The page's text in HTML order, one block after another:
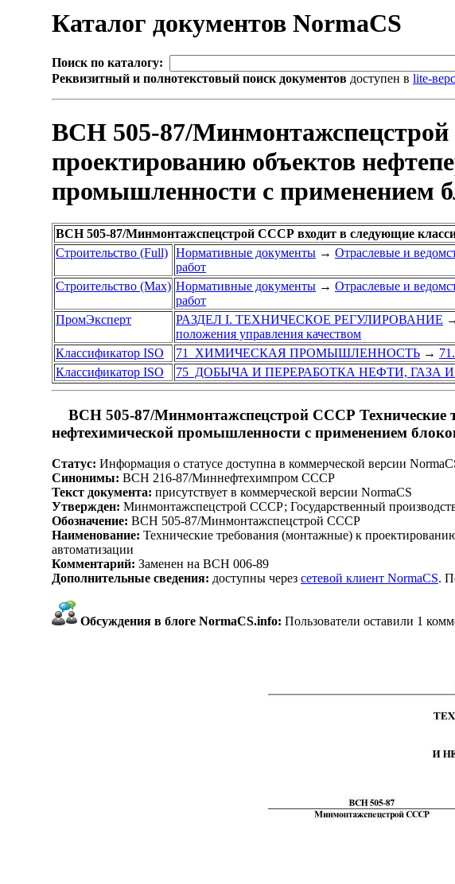
Каталог документов NormaCS
Поиск по каталогу:
Реквизитный и полнотекстовый поиск документов доступен в lite-
ВСН 505-87/
проектированию объектов
промышленности с применением
ВСН 505-87/Минмонтажспецстрой СССР входит в следующие
Строительство (Full) Нормативные документы → Отраслевые и
работ
Строительство (Max) Нормативные документы → Отраслевые и
работ
ПромЭксперт
РАЗДЕЛ I. ТЕХНИЧЕСКОЕ РЕГУЛИРОВАНИЕ
положения управления качеством
Классификатор ISO
71 ХИМИЧЕСКАЯ ПРОМЫШЛЕННОСТЬ →
Классификатор ISO
75 ДОБЫЧА И ПЕРЕРАБОТКА НЕФТИ, ГАЗА
ВСН 505-87/Минмонтажспецстрой СССР Технические
нефтехимической промышленности с применением
Статус: Информация о статусе доступна в коммерческой версии
Синонимы: ВСН 216-87/Миннефтехимпром СССР
Текст документа: присутствует в коммерческой версии NormaCS
Утвержден: Минмонтажспецстрой СССР; Государственный
Обозначение: ВСН 505-87/Минмонтажспецстрой СССР
Наименование: Технические требования (монтажные) к
автоматизации
Комментарий: Заменен на ВСН 006-89
Дополнительные сведения: доступны через сетевой клиент NormaCS.
Обсуждения в блоге NormaCS.info: Пользователи оставили 1